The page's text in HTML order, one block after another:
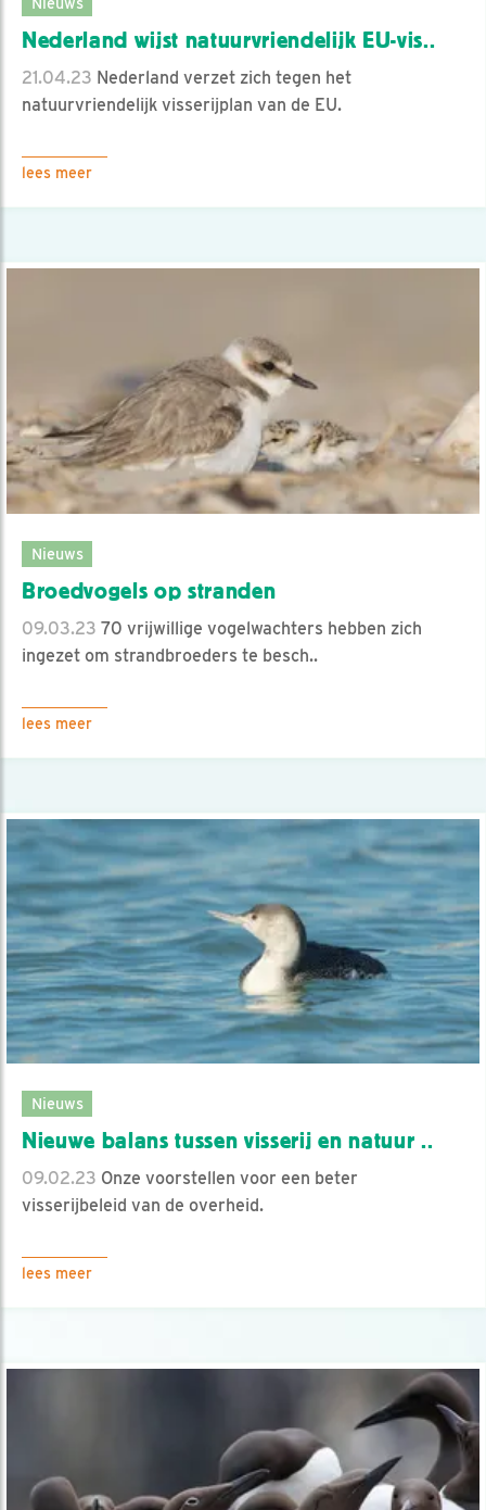
Nederland wijst natuurvriendelijk EU-vis..
21.04.23 Nederland verzet zich tegen het
natuurvriendelijk visserijplan van de EU.
lees meer
Nieuws
Broedvogels op stranden
09.03.23 70 vrijwillige vogelwachters hebben zich
ingezet om strandbroeders te besch..
lees meer
Nieuws
Nieuwe balans tussen visserij en natuur ..
09.02.23 Onze voorstellen voor een beter
visserijbeleid van de overheid.
lees meer